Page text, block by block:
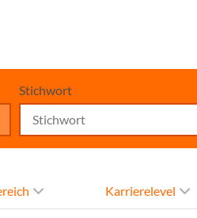
Stichwort
Karrierelevel